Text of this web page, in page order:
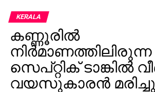
KERALA
കണ്ണൂരില്‍
നിര്‍മാണത്തിലിരുന്ന
സെപ്റ്റിക് ടാങ്കില്‍
വയസുകാരന്‍ മരിച്ചു